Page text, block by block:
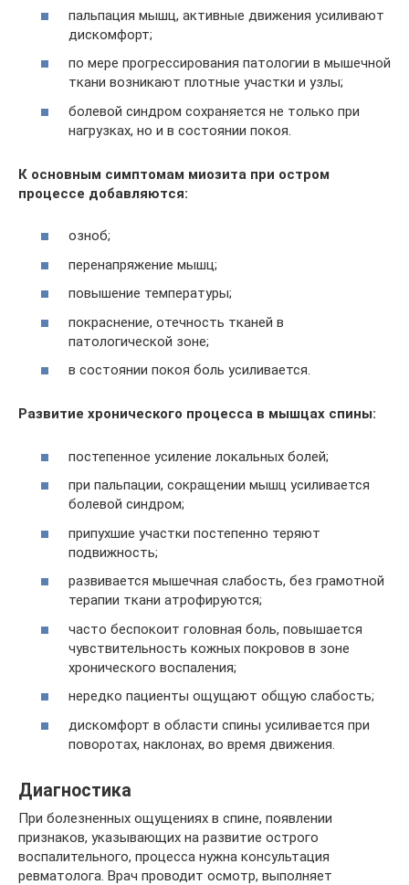
пальпация мышц, активные движения усиливают
дискомфорт;
по мере прогрессирования патологии в мышечной
ткани возникают плотные участки и узлы;
болевой синдром сохраняется не только при
нагрузках, но и в состоянии покоя.
К основным симптомам миозита при остром
процессе добавляются:
озноб;
перенапряжение мышц;
повышение температуры;
покраснение, отечность тканей в
патологической зоне;
в состоянии покоя боль усиливается.
Развитие хронического процесса в мышцах спины:
постепенное усиление локальных болей;
при пальпации, сокращении мышц усиливается
болевой синдром;
припухшие участки постепенно теряют
подвижность;
развивается мышечная слабость, без грамотной
терапии ткани атрофируются;
часто беспокоит головная боль, повышается
чувствительность кожных покровов в зоне
хронического воспаления;
нередко пациенты ощущают общую слабость;
дискомфорт в области спины усиливается при
поворотах, наклонах, во время движения.
Диагностика
При болезненных ощущениях в спине, появлении
признаков, указывающих на развитие острого
воспалительного, процесса нужна консультация
ревматолога. Врач проводит осмотр, выполняет